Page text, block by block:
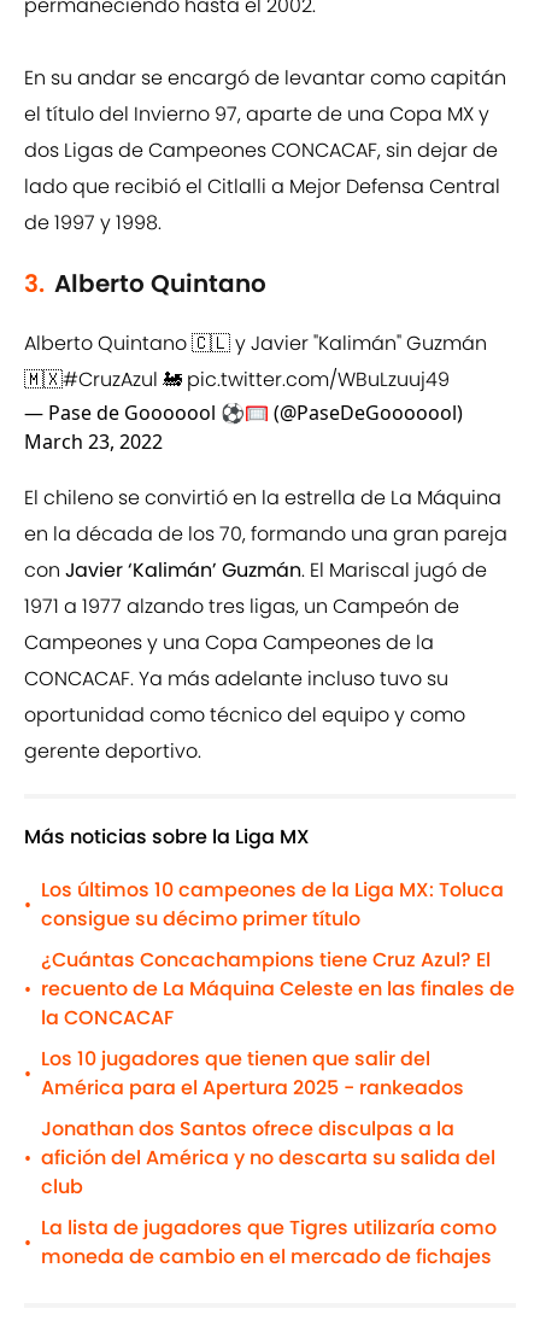
permaneciendo hasta el 2002.
En su andar se encargó de levantar como capitán
el título del Invierno 97, aparte de una Copa MX y
dos Ligas de Campeones CONCACAF, sin dejar de
lado que recibió el Citlalli a Mejor Defensa Central
de 1997 y 1998.
3. Alberto Quintano
Alberto Quintano 🇨🇱 y Javier "Kalimán" Guzmán
🇲🇽#CruzAzul 🚂 pic.twitter.com/WBuLzuuj49
— Pase de Gooooool ⚽🥅 (@PaseDeGooooool)
March 23, 2022
El chileno se convirtió en la estrella de La Máquina
en la década de los 70, formando una gran pareja
con Javier ‘Kalimán’ Guzmán. El Mariscal jugó de
1971 a 1977 alzando tres ligas, un Campeón de
Campeones y una Copa Campeones de la
CONCACAF. Ya más adelante incluso tuvo su
oportunidad como técnico del equipo y como
gerente deportivo.
Más noticias sobre la Liga MX
•
Los últimos 10 campeones de la Liga MX: Toluca
consigue su décimo primer título
•
¿Cuántas Concachampions tiene Cruz Azul? El
recuento de La Máquina Celeste en las finales de
la CONCACAF
•
Los 10 jugadores que tienen que salir del
América para el Apertura 2025 - rankeados
•
Jonathan dos Santos ofrece disculpas a la
afición del América y no descarta su salida del
club
•
La lista de jugadores que Tigres utilizaría como
moneda de cambio en el mercado de fichajes